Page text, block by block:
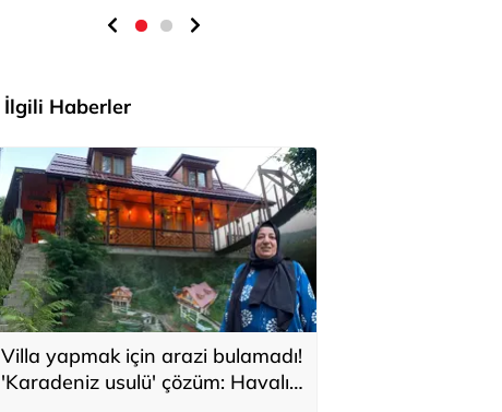
İlgili Haberler
Villa yapmak için arazi bulamadı!
'Karadeniz usulü' çözüm: Havalı